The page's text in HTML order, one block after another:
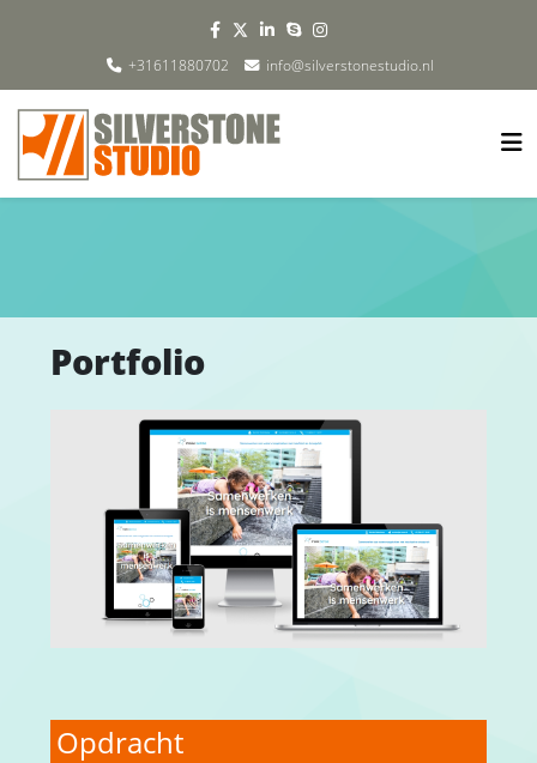
+31611880702 info@silverstonestudio.nl
Portfolio
Opdracht